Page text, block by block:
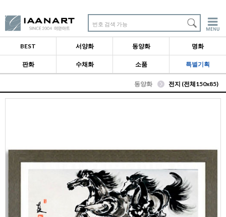
번호 검색 가능
BEST 서양화 동양화 명화
판화 수채화 소품 특별기획
동양화 전지 (전체150x85)